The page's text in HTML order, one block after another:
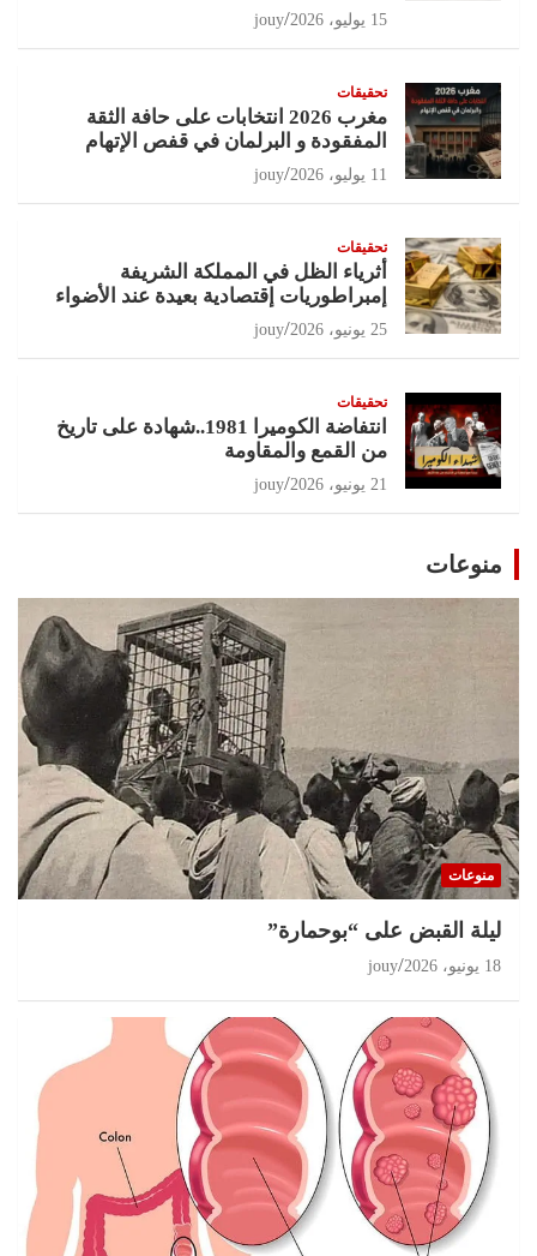
15 يوليو، 2026 jouy
تحقيقات
مغرب 2026 انتخابات على حافة الثقة
المفقودة و البرلمان في قفص الإتهام
11 يوليو، 2026 jouy
تحقيقات
أثرياء الظل في المملكة الشريفة
إمبراطوريات إقتصادية بعيدة عند الأضواء
25 يونيو، 2026 jouy
تحقيقات
انتفاضة الكوميرا 1981..شهادة على تاريخ
من القمع والمقاومة
21 يونيو، 2026 jouy
منوعات
منوعات
ليلة القبض على “بوحمارة”
18 يونيو، 2026 jouy